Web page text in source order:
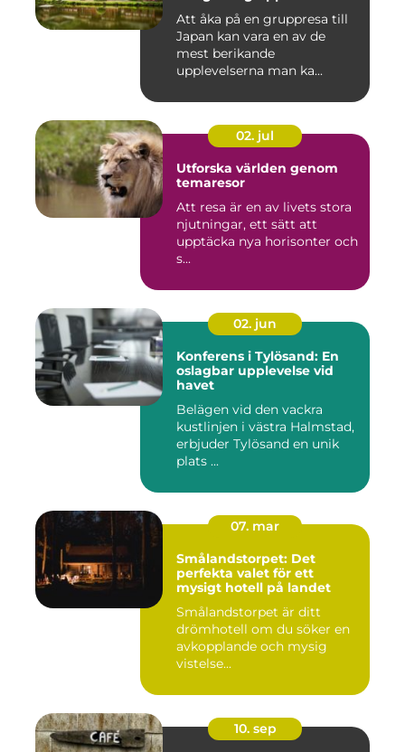
Att åka på en gruppresa till
Japan kan vara en av de
mest berikande
upplevelserna man ka...
02. jul
Utforska världen genom
temaresor
Att resa är en av livets stora
njutningar, ett sätt att
upptäcka nya horisonter och
s...
02. jun
Konferens i Tylösand: En
oslagbar upplevelse vid
havet
Belägen vid den vackra
kustlinjen i västra Halmstad,
erbjuder Tylösand en unik
plats ...
07. mar
Smålandstorpet: Det
perfekta valet för ett
mysigt hotell på landet
Smålandstorpet är ditt
drömhotell om du söker en
avkopplande och mysig
vistelse...
10. sep